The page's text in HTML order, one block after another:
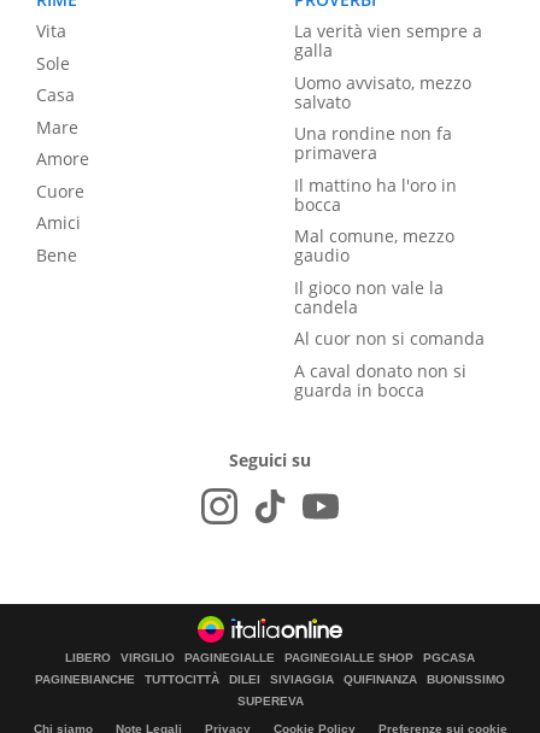
Vita
Sole
Casa
Mare
Amore
Cuore
Amici
Bene
La verità vien sempre a
galla
Uomo avvisato, mezzo
salvato
Una rondine non fa
primavera
Il mattino ha l'oro in
bocca
Mal comune, mezzo
gaudio
Il gioco non vale la
candela
Al cuor non si comanda
A caval donato non si
guarda in bocca
Seguici su
LIBERO VIRGILIO PAGINEGIALLE PAGINEGIALLE SHOP
PGCASA
PAGINEBIANCHE
TUTTOCITTÀ DILEI SIVIAGGIA QUIFINANZA
BUONISSIMO
SUPEREVA
Chi siamo Note Legali Privacy Cookie Policy Preferenze sui cookie